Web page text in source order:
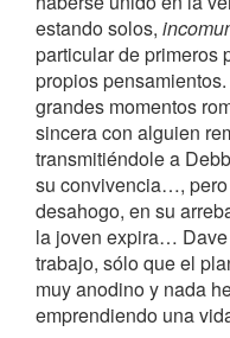
estando solos,
particular de primeros
propios
grandes momentos
sincera con alguien
transmitiéndole a
su convivencia…, pero
desahogo, en su
la joven expira…
trabajo, sólo que el
muy anodino y nada
emprendiendo una